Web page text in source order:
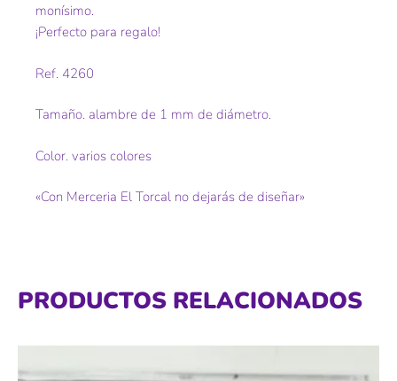
monísimo.
¡Perfecto para regalo!
Ref. 4260
Tamaño. alambre de 1 mm de diámetro.
Color. varios colores
«Con Merceria El Torcal no dejarás de diseñar»
PRODUCTOS RELACIONADOS